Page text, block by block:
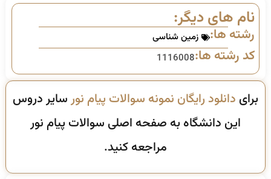
نام های دیگر:
رشته ها: زمین شناسی
کد رشته ها:1116008
برای دانلود رایگان نمونه سوالات پیام نورسایر دروس
این دانشگاه به صفحه اصلی سوالات پیام نور
مراجعه کنید.